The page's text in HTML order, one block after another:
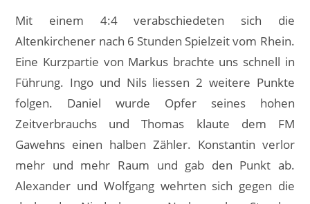
Mit einem 4:4 verabschiedeten sich die
Altenkirchener nach 6 Stunden Spielzeit vom Rhein.
Eine Kurzpartie von Markus brachte uns schnell in
Führung. Ingo und Nils liessen 2 weitere Punkte
folgen. Daniel wurde Opfer seines hohen
Zeitverbrauchs und Thomas klaute dem FM
Gawehns einen halben Zähler. Konstantin verlor
mehr und mehr Raum und gab den Punkt ab.
Alexander und Wolfgang wehrten sich gegen die